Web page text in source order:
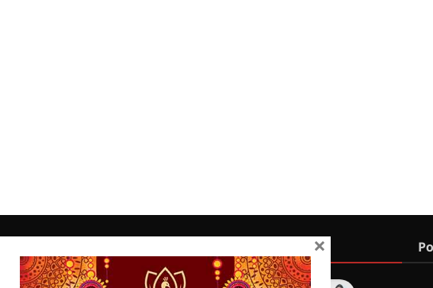
Home
Latest
×